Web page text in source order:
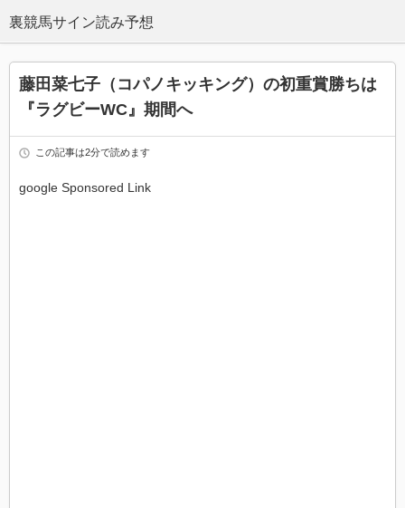
藤田菜七子（コパノキッキング）の初重賞勝ちは
『ラグビーWC』期間へ
この記事は2分で読めます
google Sponsored Link